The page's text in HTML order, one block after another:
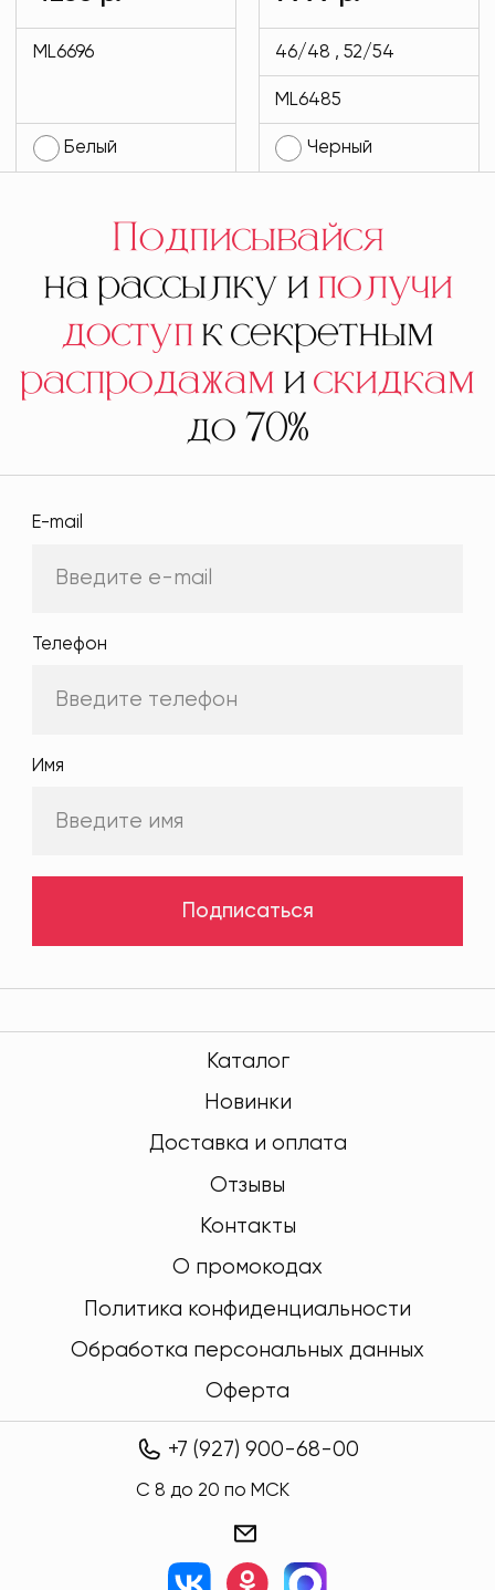
белого цвета
MODLAV ML6696-
ML6696
Белый
подкладе кролик
черного цвета
MODLAV ML6485-
13
46/48 , 52/54
ML6485
Черный
Подписывайся
на рассылку иполучи
доступк секретным
распродажамискидкам
до 70%
E-mail
Телефон
Имя
Подписаться
Каталог
Новинки
Доставка и оплата
Отзывы
Контакты
О промокодах
Политика конфиденциальности
Обработка персональных данных
Оферта
+7 (927) 900-68-00
C 8 до 20 по МСК